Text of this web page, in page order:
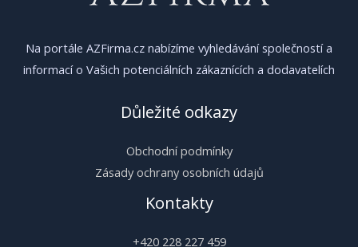
Na portále AZFirma.cz nabízíme vyhledávání společností a
informací o Vašich potenciálních zákaznících a dodavatelích
Důležité odkazy
Obchodní podmínky
Zásady ochrany osobních údajů
Kontakty
+420 228 227 459